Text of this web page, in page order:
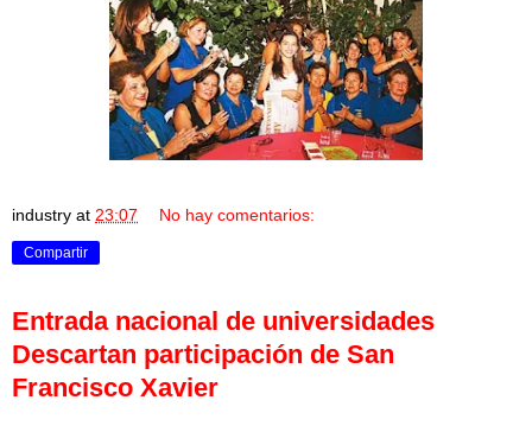
industry at 23:07 No hay comentarios:
Compartir
Entrada nacional de universidades
Descartan participación de San
Francisco Xavier